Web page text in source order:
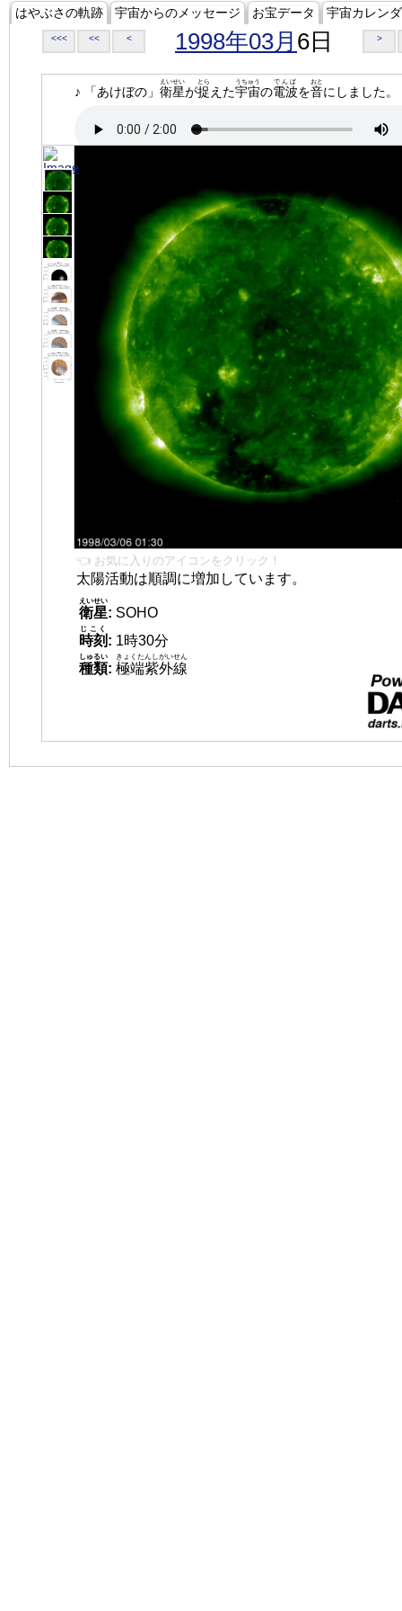
はやぶさの軌跡 宇宙からのメッセージ お宝データ 宇宙カレン
<<< << < 1998年03月 6日 >
♪ 「あけぼの」 衛星
えいせい
が捉
とら
えた宇宙
うちゅう
の電波
でんぱ
を音
おと
にしました。
👈 お気に入りのアイコンをクリック！
太陽活動は順調に増加しています。
衛星
えいせい
: SOHO
時刻
じこく
: 1時30分
種類
しゅるい
: 極端紫外線
きょくたんしがいせん